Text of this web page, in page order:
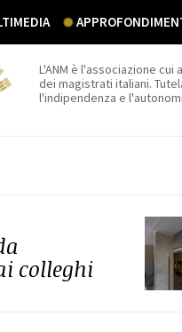
L'ANM è l'associazione cui
dei magistrati italiani.
l'indipendenza e
colleghi